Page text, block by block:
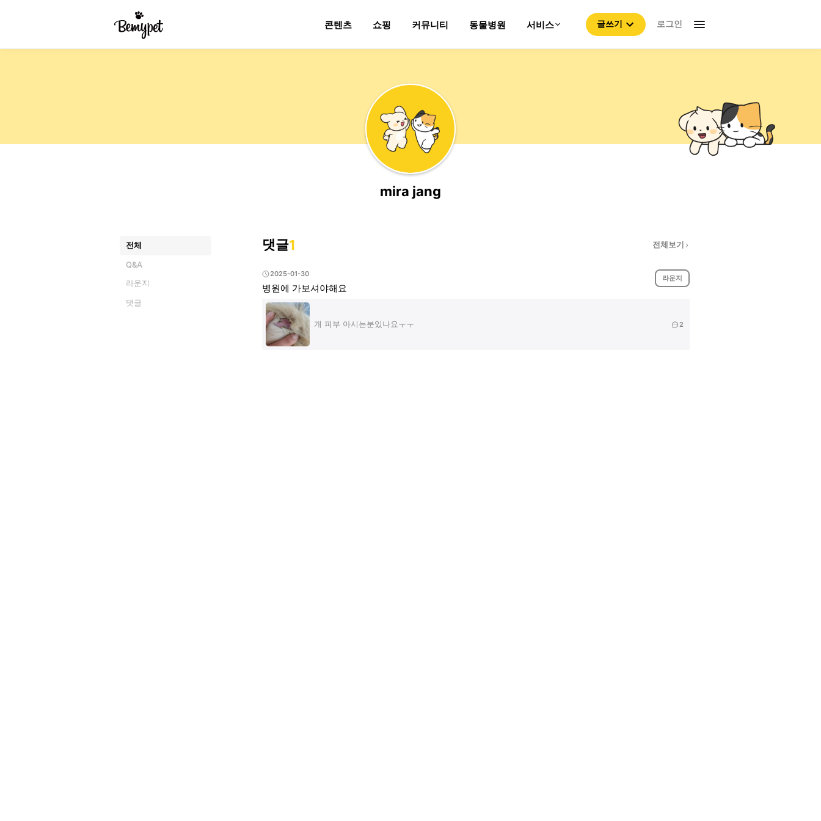
콘텐츠 쇼핑 커뮤니티 동물병원 서비스 글쓰기 로그인
mira jang
전체
Q&A
라운지
댓글
댓글1 전체보기
2025-01-30 라운지
병원에 가보셔야해요
개 피부 아시는분있나요ㅜㅜ 2